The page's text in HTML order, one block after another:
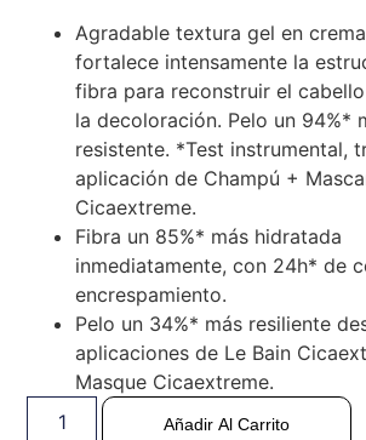
Agradable textura gel en
fortalece intensamente la
fibra para reconstruir el
la decoloración. Pelo un 94%*
resistente. *Test instrumental,
aplicación de Champú +
Cicaextreme.
Fibra un 85%* más hidratada
inmediatamente, con 24h* de
encrespamiento.
Pelo un 34%* más resiliente
aplicaciones de Le Bain
Masque Cicaextreme.
Añadir Al Carrito